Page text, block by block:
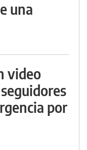
una
video
por